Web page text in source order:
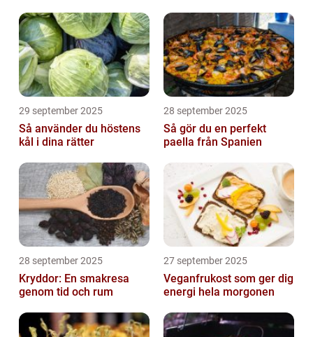
29 september 2025
Så använder du höstens
kål i dina rätter
28 september 2025
Så gör du en perfekt
paella från Spanien
28 september 2025
Kryddor: En smakresa
genom tid och rum
27 september 2025
Veganfrukost som ger dig
energi hela morgonen